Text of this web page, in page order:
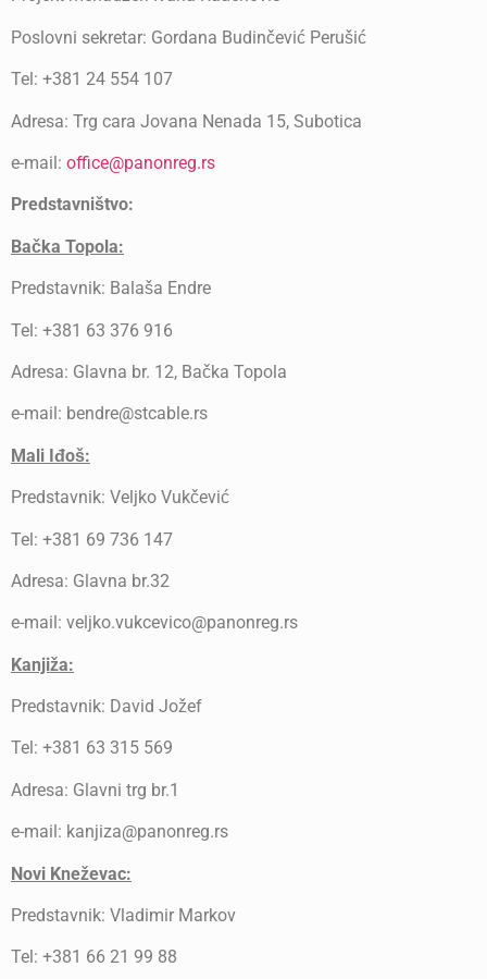
Poslovni sekretar: Gordana Budinčević Perušić
Tel: +381 24 554 107
Adresa: Trg cara Jovana Nenada 15, Subotica
e-mail: office@panonreg.rs
Predstavništvo:
Bačka Topola:
Predstavnik: Balaša Endre
Tel: +381 63 376 916
Adresa: Glavna br. 12, Bačka Topola
e-mail: bendre@stcable.rs
Mali Iđoš:
Predstavnik: Veljko Vukčević
Tel: +381 69 736 147
Adresa: Glavna br.32
e-mail: veljko.vukcevico@panonreg.rs
Kanjiža:
Predstavnik: David Jožef
Tel: +381 63 315 569
Adresa: Glavni trg br.1
e-mail: kanjiza@panonreg.rs
Novi Kneževac:
Predstavnik: Vladimir Markov
Tel: +381 66 21 99 88